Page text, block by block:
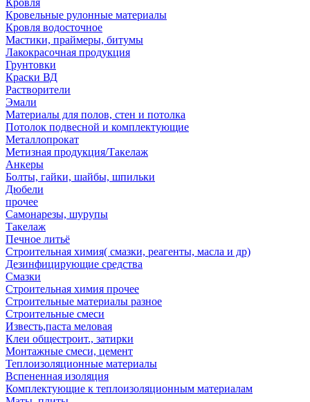
Кровля
Кровельные рулонные материалы
Кровля водосточное
Мастики, праймеры, битумы
Лакокрасочная продукция
Грунтовки
Краски ВД
Растворители
Эмали
Материалы для полов, стен и потолка
Потолок подвесной и комплектующие
Металлопрокат
Метизная продукция/Такелаж
Анкеры
Болты, гайки, шайбы, шпильки
Дюбели
прочее
Самонарезы, шурупы
Такелаж
Печное литьё
Строительная химия( смазки, реагенты, масла и др)
Дезинфицирующие средства
Смазки
Строительная химия прочее
Строительные материалы разное
Строительные смеси
Известь,паста меловая
Клеи общестроит., затирки
Монтажные смеси, цемент
Теплоизоляционные материалы
Вспененная изоляция
Комплектующие к теплоизоляционным материалам